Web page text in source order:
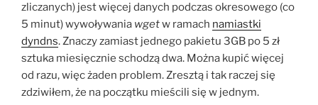
zliczanych) jest więcej danych podczas okresowego (co
5 minut) wywoływania wgetw ramach namiastki
dyndns. Znaczy zamiast jednego pakietu 3GB po 5 zł
sztuka miesięcznie schodzą dwa. Można kupić więcej
od razu, więc żaden problem. Zresztą i tak raczej się
zdziwiłem, że na początku mieścili się w jednym.